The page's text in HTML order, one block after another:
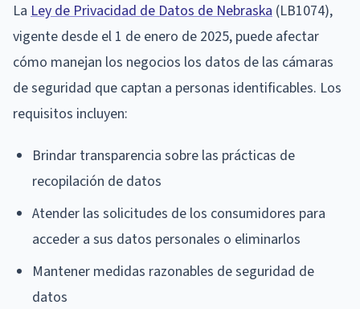
La Ley de Privacidad de Datos de Nebraska (LB1074),
vigente desde el 1 de enero de 2025, puede afectar
cómo manejan los negocios los datos de las cámaras
de seguridad que captan a personas identificables. Los
requisitos incluyen:
Brindar transparencia sobre las prácticas de
recopilación de datos
Atender las solicitudes de los consumidores para
acceder a sus datos personales o eliminarlos
Mantener medidas razonables de seguridad de
datos